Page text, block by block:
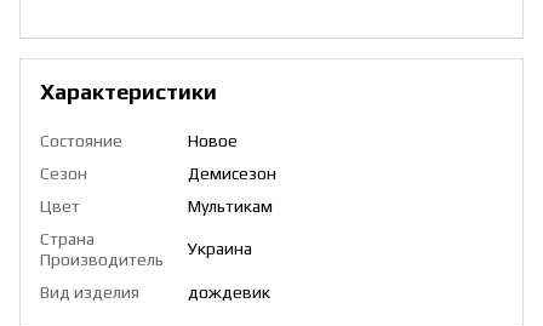
Характеристики
Состояние
Новое
Сезон
Демисезон
Цвет
Мультикам
Страна
Производитель
Украина
Вид изделия дождевик